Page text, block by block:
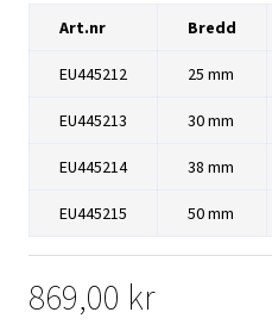
Art.nr Bredd
EU445212 25 mm
EU445213 30 mm
EU445214 38 mm
EU445215 50 mm
869,00 kr